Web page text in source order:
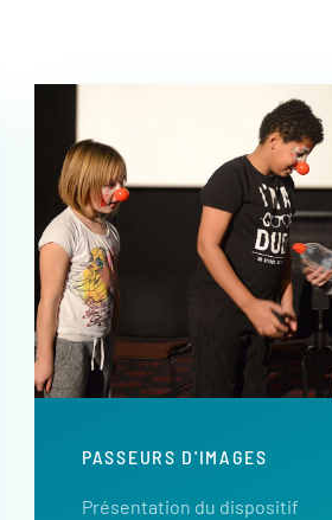
PASSEURS D'IMAGES
Présentation du dispositif